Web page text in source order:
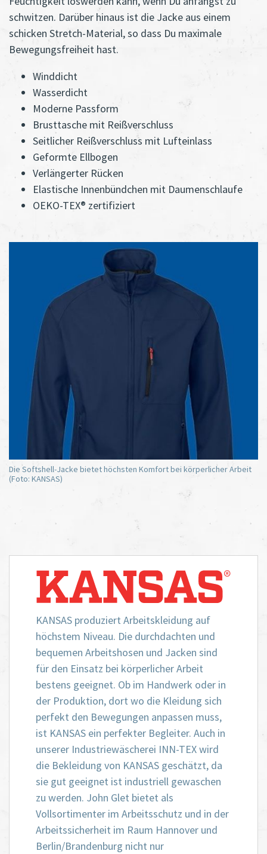
schwitzen. Darüber hinaus ist die Jacke aus einem
schicken Stretch-Material, so dass Du maximale
Bewegungsfreiheit hast.
Winddicht
Wasserdicht
Moderne Passform
Brusttasche mit Reißverschluss
Seitlicher Reißverschluss mit Lufteinlass
Geformte Ellbogen
Verlängerter Rücken
Elastische Innenbündchen mit Daumenschlaufe
OEKO-TEX® zertifiziert
Die Softshell-Jacke bietet höchsten Komfort bei körperlicher Arbeit
(Foto: KANSAS)
KANSAS produziert Arbeitskleidung auf
höchstem Niveau. Die durchdachten und
bequemen Arbeitshosen und Jacken sind
für den Einsatz bei körperlicher Arbeit
bestens geeignet. Ob im Handwerk oder in
der Produktion, dort wo die Kleidung sich
perfekt den Bewegungen anpassen muss,
ist KANSAS ein perfekter Begleiter. Auch in
unserer Industriewäscherei INN-TEX wird
die Bekleidung von KANSAS geschätzt, da
sie gut geeignet ist industriell gewaschen
zu werden. John Glet bietet als
Vollsortimenter im Arbeitsschutz und in der
Arbeitssicherheit im Raum Hannover und
Berlin/Brandenburg nicht nur